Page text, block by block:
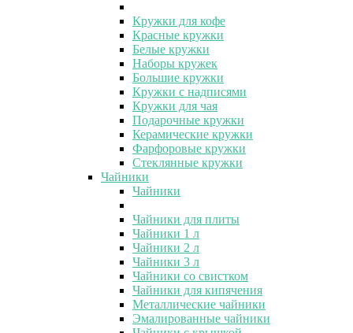
Кружки для кофе
Красные кружки
Белые кружки
Наборы кружек
Большие кружки
Кружки с надписями
Кружки для чая
Подарочные кружки
Керамические кружки
Фарфоровые кружки
Стеклянные кружки
Чайники
Чайники
Чайники для плиты
Чайники 1 л
Чайники 2 л
Чайники 3 л
Чайники со свистком
Чайники для кипячения
Металлические чайники
Эмалированные чайники